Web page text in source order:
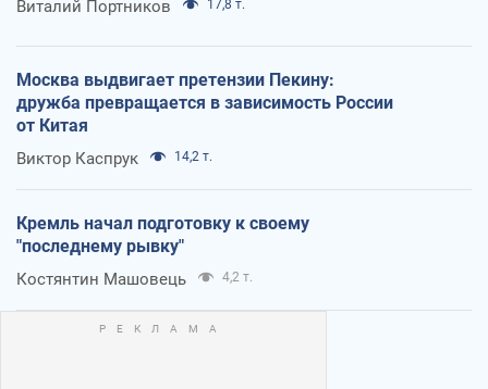
Виталий Портников 17,8 т.
Москва выдвигает претензии Пекину:
дружба превращается в зависимость России
от Китая
Виктор Каспрук 14,2 т.
Кремль начал подготовку к своему
"последнему рывку"
Костянтин Машовець 4,2 т.